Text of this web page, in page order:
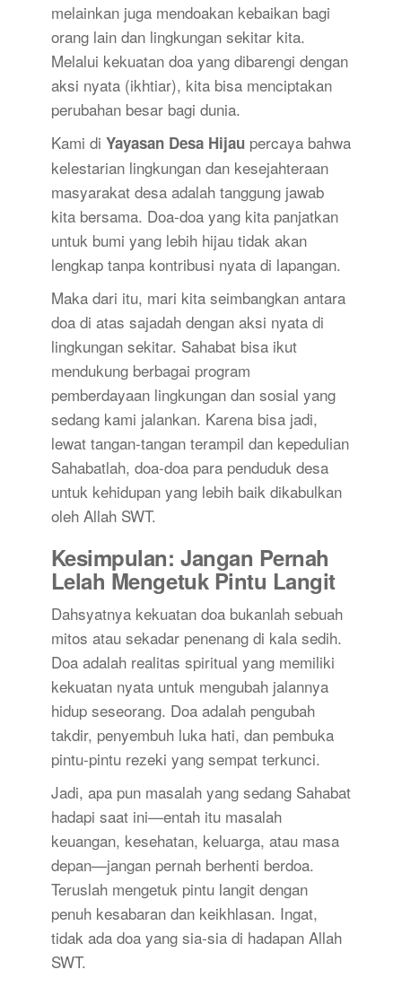
melainkan juga mendoakan kebaikan bagi
orang lain dan lingkungan sekitar kita.
Melalui kekuatan doa yang dibarengi dengan
aksi nyata (ikhtiar), kita bisa menciptakan
perubahan besar bagi dunia.
Kami di Yayasan Desa Hijaupercaya bahwa
kelestarian lingkungan dan kesejahteraan
masyarakat desa adalah tanggung jawab
kita bersama. Doa-doa yang kita panjatkan
untuk bumi yang lebih hijau tidak akan
lengkap tanpa kontribusi nyata di lapangan.
Maka dari itu, mari kita seimbangkan antara
doa di atas sajadah dengan aksi nyata di
lingkungan sekitar. Sahabat bisa ikut
mendukung berbagai program
pemberdayaan lingkungan dan sosial yang
sedang kami jalankan. Karena bisa jadi,
lewat tangan-tangan terampil dan kepedulian
Sahabatlah, doa-doa para penduduk desa
untuk kehidupan yang lebih baik dikabulkan
oleh Allah SWT.
Kesimpulan: Jangan Pernah
Lelah Mengetuk Pintu Langit
Dahsyatnya kekuatan doa bukanlah sebuah
mitos atau sekadar penenang di kala sedih.
Doa adalah realitas spiritual yang memiliki
kekuatan nyata untuk mengubah jalannya
hidup seseorang. Doa adalah pengubah
takdir, penyembuh luka hati, dan pembuka
pintu-pintu rezeki yang sempat terkunci.
Jadi, apa pun masalah yang sedang Sahabat
hadapi saat ini—entah itu masalah
keuangan, kesehatan, keluarga, atau masa
depan—jangan pernah berhenti berdoa.
Teruslah mengetuk pintu langit dengan
penuh kesabaran dan keikhlasan. Ingat,
tidak ada doa yang sia-sia di hadapan Allah
SWT.